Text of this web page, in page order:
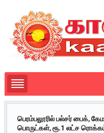
பெரம்பலூரில் பல்சர் பைக்,
பொருட்கள், ரூ.1 லட்ச